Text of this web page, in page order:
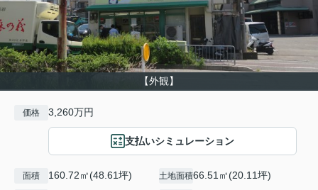
【外観】
価格 3,260万円
支払いシミュレーション
面積 160.72㎡(48.61坪) 土地面積66.51㎡(20.11坪)